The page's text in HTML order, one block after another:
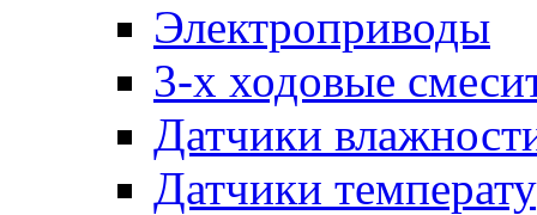
Электроприводы
3-х ходовые
Датчики
Датчики